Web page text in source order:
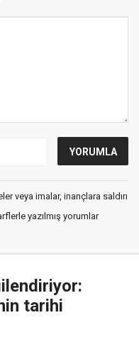
veya imalar, inançlara saldırı
yazılmış yorumlar
tarihi